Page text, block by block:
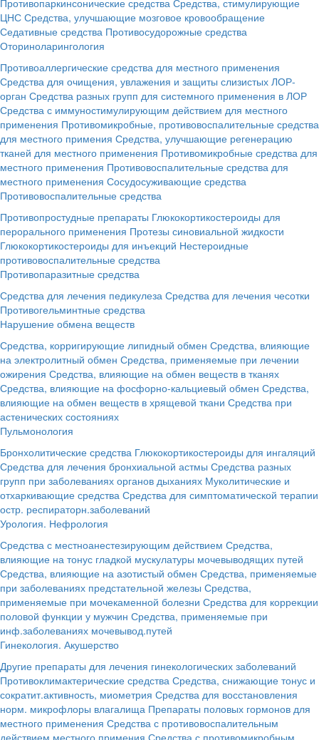
ЦНС Средства, улучшающие мозговое кровообращение
Седативные средства Противосудорожные средства
Оториноларингология
Противоаллергические средства для местного применения
Средства для очищения, увлажения и защиты слизистых ЛОР-
орган Средства разных групп для системного применения в ЛОР
Средства с иммуностимулирующим действием для местного
применения Противомикробные, противовоспалительные средства
для местного примения Средства, улучшающие регенерацию
тканей для местного применения Противомикробные средства для
местного применения Противовоспалительные средства для
местного применения Сосудосуживающие средства
Противовоспалительные средства
Противопростудные препараты Глюкокортикостероиды для
перорального применения Протезы синовиальной жидкости
Глюкокортикостероиды для инъекций Нестероидные
противовоспалительные средства
Противопаразитные средства
Средства для лечения педикулеза Средства для лечения чесотки
Противогельминтные средства
Нарушение обмена веществ
Средства, корригирующие липидный обмен Средства, влияющие
на электролитный обмен Средства, применяемые при лечении
ожирения Средства, влияющие на обмен веществ в тканях
Средства, влияющие на фосфорно-кальциевый обмен Средства,
влияющие на обмен веществ в хрящевой ткани Средства при
астенических состояниях
Пульмонология
Бронхолитические средства Глюкокортикостероиды для ингаляций
Средства для лечения бронхиальной астмы Средства разных
групп при заболеваниях органов дыханиях Муколитические и
отхаркивающие средства Средства для симптоматической терапии
остр. респираторн.заболеваний
Урология. Нефрология
Средства с местноанестезирующим действием Средства,
влияющие на тонус гладкой мускулатуры мочевыводящих путей
Средства, влияющие на азотистый обмен Средства, применяемые
при заболеваниях предстательной железы Средства,
применяемые при мочекаменной болезни Средства для коррекции
половой функции у мужчин Средства, применяемые при
инф.заболеваниях мочевывод.путей
Гинекология. Акушерство
Другие препараты для лечения гинекологических заболеваний
Противоклимактерические средства Средства, снижающие тонус и
сократит.активность, миометрия Средства для восстановления
норм. микрофлоры влагалища Препараты половых гормонов для
местного применения Средства с противовоспалительным
действием местного примения Средства с противомикробным